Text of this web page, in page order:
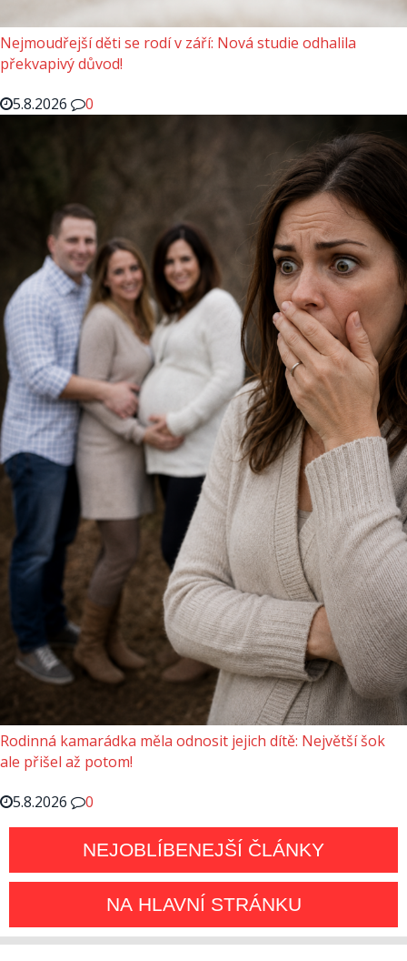
Nejmoudřejší děti se rodí v září: Nová studie odhalila
překvapivý důvod!
5.8.2026
0
Rodinná kamarádka měla odnosit jejich dítě: Největší šok
ale přišel až potom!
5.8.2026
0
NEJOBLÍBENEJŠÍ ČLÁNKY
NA HLAVNÍ STRÁNKU